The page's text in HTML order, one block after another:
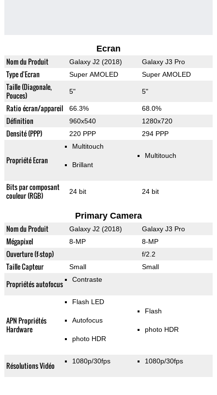
Ecran
Nom du Produit Galaxy J2 (2018) Galaxy J3 Pro
Type d'Ecran Super AMOLED Super AMOLED
Taille (Diagonale,
Pouces)
5" 5"
Ratio écran/appareil 66.3% 68.0%
Définition 960x540 1280x720
Densité (PPP) 220 PPP 294 PPP
Propriété Ecran
Multitouch
Brillant
Multitouch
Bits par composant
couleur (RGB)
24 bit 24 bit
Primary Camera
Nom du Produit Galaxy J2 (2018) Galaxy J3 Pro
Mégapixel 8-MP 8-MP
Ouverture (f-stop) f/2.2
Taille Capteur Small Small
Propriétés autofocus Contraste
APN Propriétés
Hardware
Flash LED
Autofocus
photo HDR
Flash
photo HDR
Résolutions Vidéo 1080p/30fps 1080p/30fps